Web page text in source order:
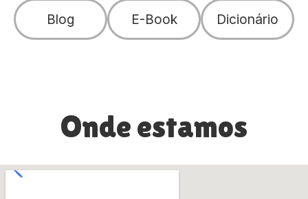
Blog E-Book Dicionário
Onde estamos